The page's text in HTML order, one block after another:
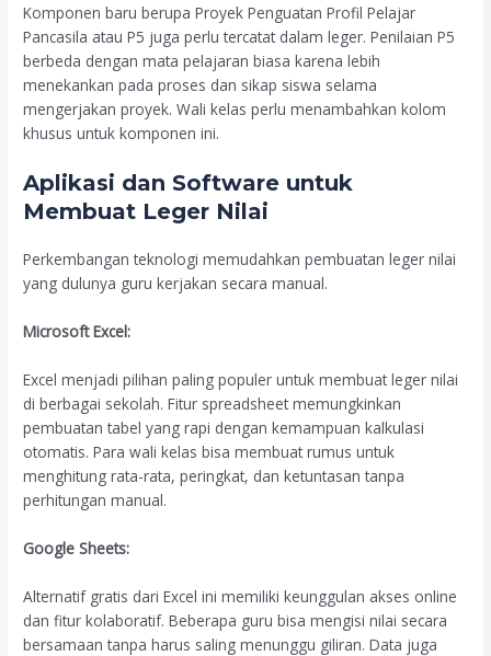
Komponen baru berupa Proyek Penguatan Profil Pelajar
Pancasila atau P5 juga perlu tercatat dalam leger. Penilaian P5
berbeda dengan mata pelajaran biasa karena lebih
menekankan pada proses dan sikap siswa selama
mengerjakan proyek. Wali kelas perlu menambahkan kolom
khusus untuk komponen ini.
Aplikasi dan Software untuk
Membuat Leger Nilai
Perkembangan teknologi memudahkan pembuatan leger nilai
yang dulunya guru kerjakan secara manual.
Microsoft Excel:
Excel menjadi pilihan paling populer untuk membuat leger nilai
di berbagai sekolah. Fitur spreadsheet memungkinkan
pembuatan tabel yang rapi dengan kemampuan kalkulasi
otomatis. Para wali kelas bisa membuat rumus untuk
menghitung rata-rata, peringkat, dan ketuntasan tanpa
perhitungan manual.
Google Sheets:
Alternatif gratis dari Excel ini memiliki keunggulan akses online
dan fitur kolaboratif. Beberapa guru bisa mengisi nilai secara
bersamaan tanpa harus saling menunggu giliran. Data juga